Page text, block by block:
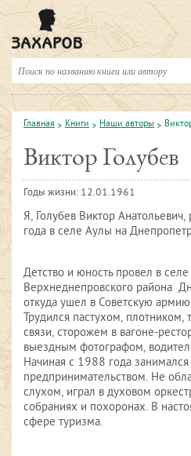
Главная Книги Наши авторы
Виктор Голубев
Годы жизни: 12.01.1961
Я, Голубев Виктор
года в селе Аулы на
Детство и юность провел в
Верхнеднепровского района
откуда ушел в Советскую
Трудился пастухом,
связи, сторожем в вагоне-
выездным фотографом,
Начиная с 1988 года занимался
предпринимательством. Не
слухом, играл в духовом
собраниях и похоронах. В
сфере туризма.